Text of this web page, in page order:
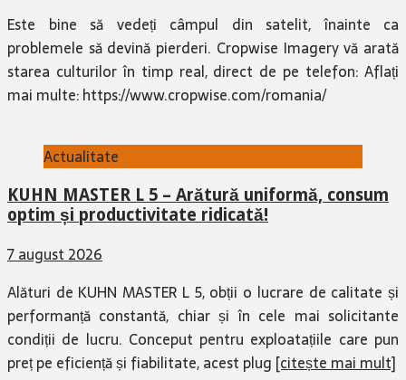
Este bine să vedeți câmpul din satelit, înainte ca
problemele să devină pierderi. Cropwise Imagery vă arată
starea culturilor în timp real, direct de pe telefon: Aflați
mai multe: https://www.cropwise.com/romania/
Actualitate
KUHN MASTER L 5 – Arătură uniformă, consum
optim și productivitate ridicată!
7 august 2026
Alături de KUHN MASTER L 5, obții o lucrare de calitate și
performanță constantă, chiar și în cele mai solicitante
condiții de lucru. Conceput pentru exploatațiile care pun
preț pe eficiență și fiabilitate, acest plug [citește mai mult]